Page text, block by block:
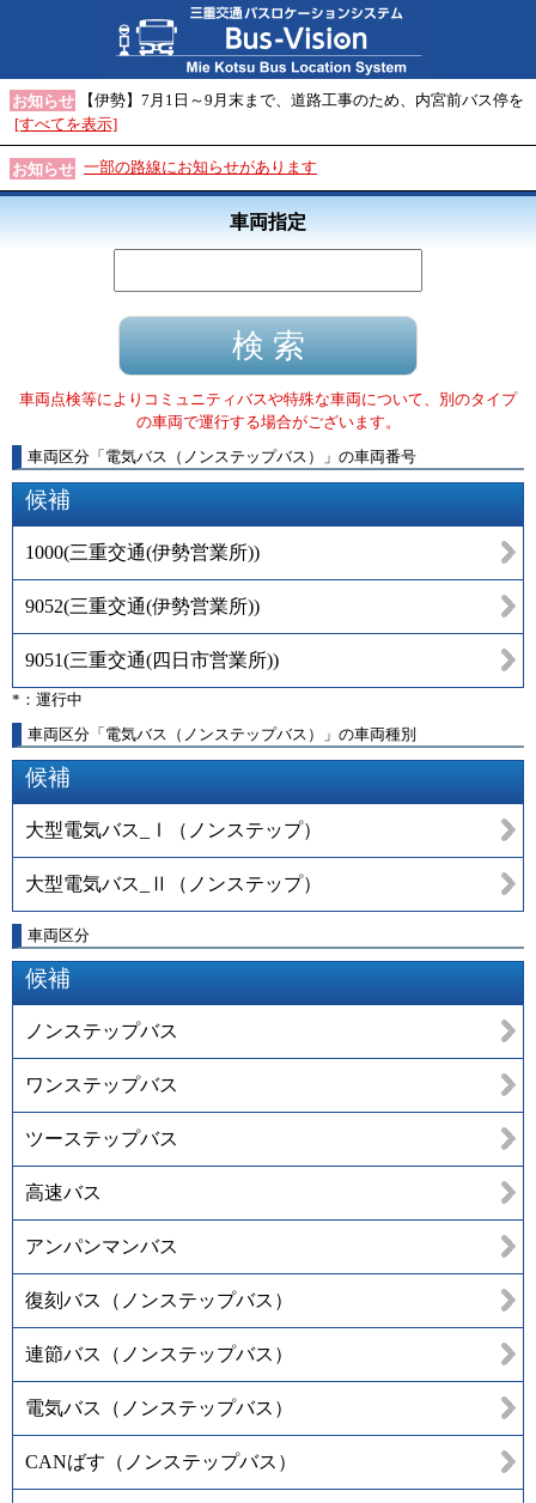
お知らせ
【伊勢】7月1日～9月末まで、道路工事のため、内宮前バス停を
[すべてを表示]
お知らせ 一部の路線にお知らせがあります
車両指定
車両点検等によりコミュニティバスや特殊な車両について、別のタイプ
の車両で運行する場合がございます。
車両区分 「 電気バス（ノンステップバス） 」 の車両番号
候補
1000(三重交通(伊勢営業所))
9052(三重交通(伊勢営業所))
9051(三重交通(四日市営業所))
*：運行中
車両区分「電気バス（ノンステップバス）」の車両種別
候補
大型電気バス_Ⅰ（ノンステップ）
大型電気バス_Ⅱ（ノンステップ）
車両区分
候補
ノンステップバス
ワンステップバス
ツーステップバス
高速バス
アンパンマンバス
復刻バス（ノンステップバス）
連節バス（ノンステップバス）
電気バス（ノンステップバス）
CANばす（ノンステップバス）